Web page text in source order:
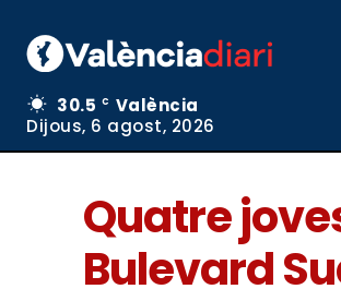
30.5 C
València
Dijous, 6 agost, 2026
Quatre
Bulevard